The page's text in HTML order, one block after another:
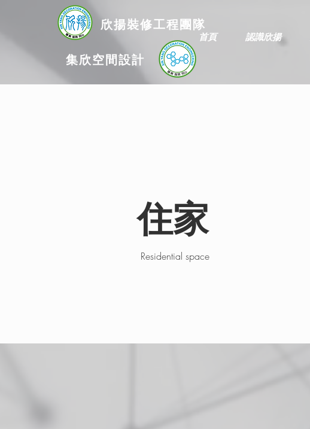
欣揚裝修工程團隊
集欣空間設計
首頁 認識欣揚
住家
Residential space